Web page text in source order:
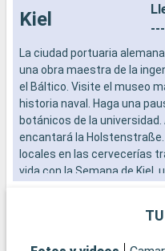
Kiel
---
La ciudad portuaria
una obra maestra de la
el Báltico. Visite el museo
historia naval. Haga una
botánicos de la
encantará la
locales en las cervecerías
vida con la Semana de Kiel,